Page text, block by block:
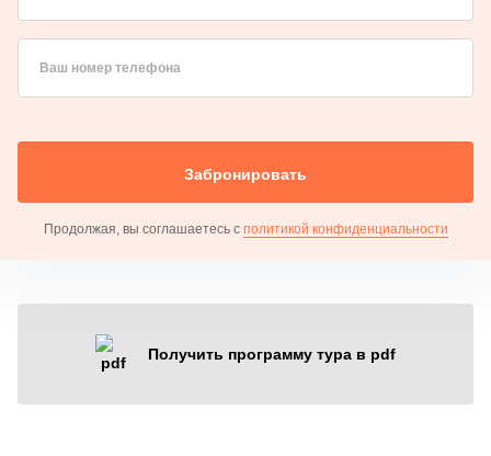
Ваш номер телефона
Забронировать
Продолжая, вы соглашаетесь с политикой конфиденциальности
Получить программу тура в pdf